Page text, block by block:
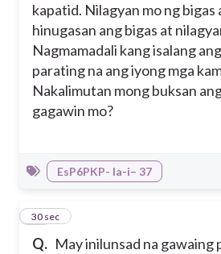
kapatid. Nilagyan mo ng bigas
hinugasan ang bigas at
Nagmamadali kang isalang
parating na ang iyong mga
Nakalimutan mong buksan
gagawin mo?
EsP6PKP- Ia-i– 37
Q. May inilunsad na gawaing
32
30 sec